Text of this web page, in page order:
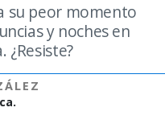
su peor momento
y noches en
¿Resiste?